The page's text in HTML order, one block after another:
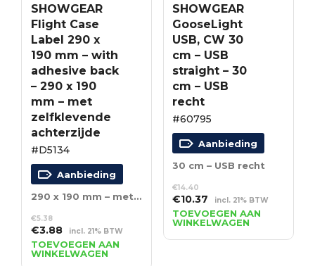
SHOWGEAR
Flight Case
Label 290 x
190 mm – with
adhesive back
– 290 x 190
mm – met
zelfklevende
achterzijde
#D5134
Aanbieding
290 x 190 mm – met zelfklevende achterzijde
€5.38
Oorspronkelijke
prijs
was:
€3.88Huidige
prijs
is:
incl. 21% BTW
TOEVOEGEN AAN
WINKELWAGEN
SHOWGEAR
GooseLight
USB, CW 30
cm – USB
straight – 30
cm – USB
recht
#60795
Aanbieding
30 cm – USB recht
€14.40
Oorspronkelijke
prijs
was:
€14.40.
€10.37 Huidige
prijs
is:
€10.37.
incl. 21% BTW
TOEVOEGEN AAN
WINKELWAGEN